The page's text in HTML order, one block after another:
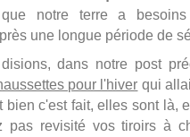
notre terre a
une longue période de
dans notre post
pour l'hiver qui
bien c'est fait, elles sont là,
pas revisité vos tiroirs à